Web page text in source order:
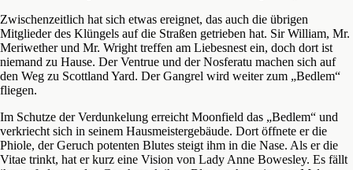
Zwischenzeitlich hat sich etwas ereignet, das auch die übrigen
Mitglieder des Klüngels auf die Straßen getrieben hat. Sir William, Mr.
Meriwether und Mr. Wright treffen am Liebesnest ein, doch dort ist
niemand zu Hause. Der Ventrue und der Nosferatu machen sich auf
den Weg zu Scottland Yard. Der Gangrel wird weiter zum „Bedlem“
fliegen.
Im Schutze der Verdunkelung erreicht Moonfield das „Bedlem“ und
verkriecht sich in seinem Hausmeistergebäude. Dort öffnete er die
Phiole, der Geruch potenten Blutes steigt ihm in die Nase. Als er die
Vitae trinkt, hat er kurz eine Vision von Lady Anne Bowesley. Es fällt